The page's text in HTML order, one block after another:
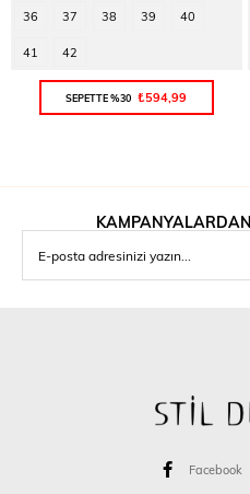
36 37 38 39 40
41 42
SEPETTE %30 ₺594,99
Facebook